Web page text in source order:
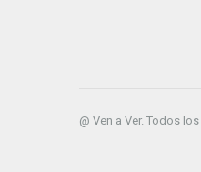
@ Ven a Ver. Todos